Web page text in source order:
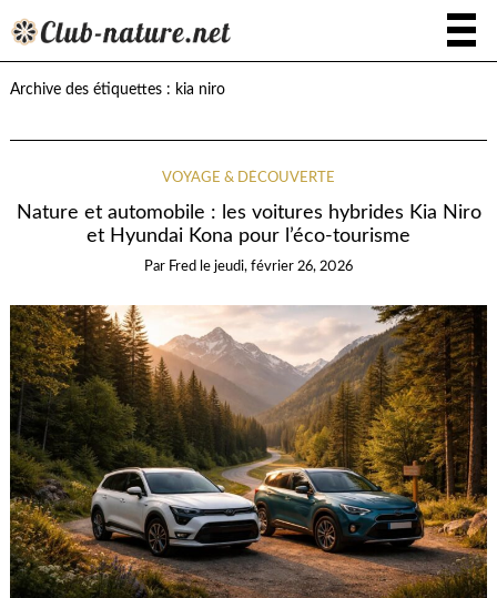
Archive des étiquettes : kia niro
VOYAGE & DÉCOUVERTE
Nature et automobile : les voitures hybrides Kia Niro
et Hyundai Kona pour l’éco-tourisme
Par Fred le jeudi, février 26, 2026